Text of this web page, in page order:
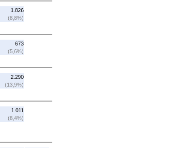
1.826
(8,8%)
673
(5,6%)
2.290
(13,9%)
1.011
(8,4%)